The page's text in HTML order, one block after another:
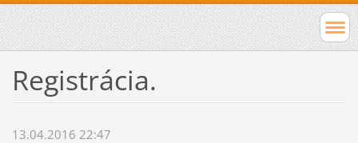
Registrácia.
13.04.2016 22:47